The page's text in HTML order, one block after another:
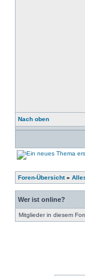
Nach oben
Foren-Übersicht»
Wer ist online?
Mitglieder in diesem